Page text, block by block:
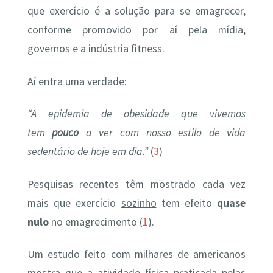
que exercício é a solução para se emagrecer,
conforme promovido por aí pela mídia,
governos e a indústria fitness.
Aí entra uma verdade:
“A epidemia de obesidade que vivemos
tempouco a ver com nosso estilo de vida
sedentário de hoje em dia.”(3)
Pesquisas recentes têm mostrado cada vez
mais que exercício sozinho tem efeito quase
nulono emagrecimento (1).
Um estudo feito com milhares de americanos